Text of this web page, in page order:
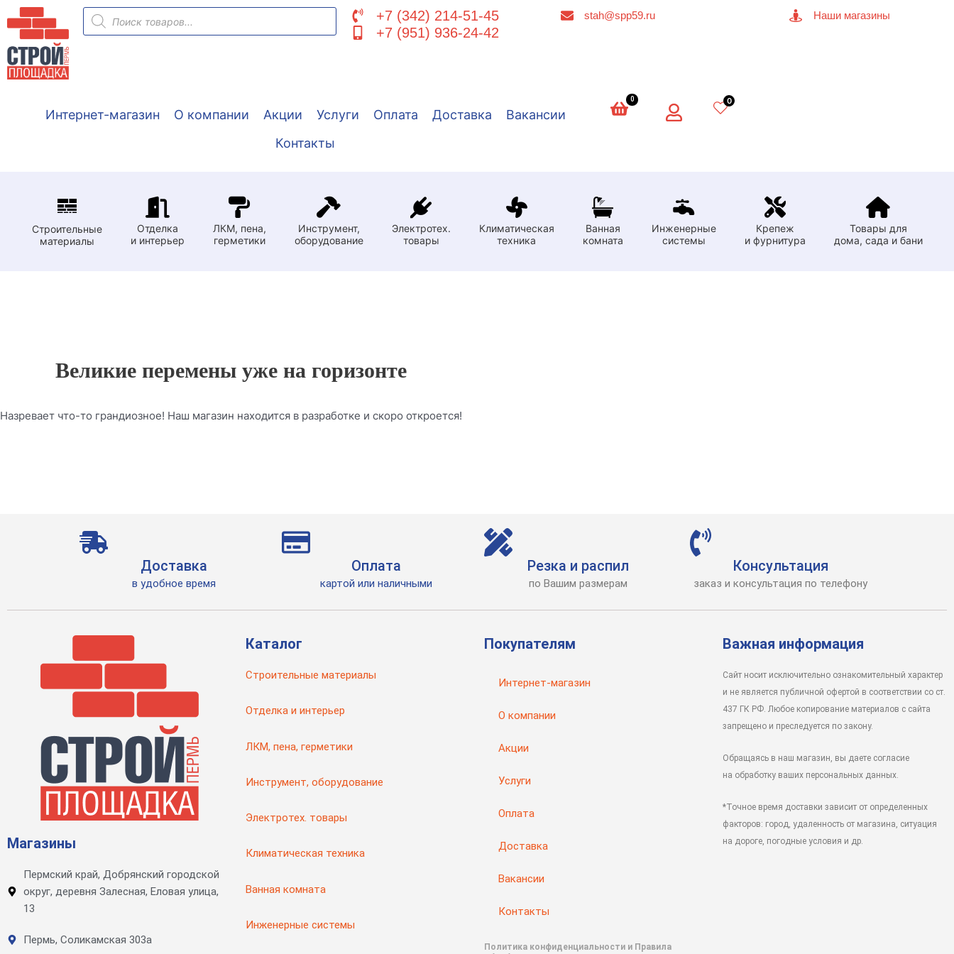
Перейти
содержимому
Поиск
товаров
+7 (342) 214-51-45
+7 (951) 936-24-42
stah@spp59.ru Наши магазины
Интернет-магазин О компании Акции Услуги Оплата Доставка
Вакансии
Контакты
0 0
Строительные
материалы
Отделка
и интерьер
ЛКМ, пена,
герметики
Инструмент,
оборудование
Электротех.
товары
Климатическая
техника
Ванная
комната
Инженерные
системы
Крепеж
и фурнитура
Товары для
дома, сада и бани
Великие перемены уже на горизонте
Назревает что-то грандиозное! Наш магазин находится в разработке и скоро откроется!
Доставка
в удобное время
Оплата
картой или наличными
Резка и распил
по Вашим размерам
Консультация
заказ и консультация по телефону
Магазины
Пермский край, Добрянский городской
округ, деревня Залесная, Еловая улица,
13
Пермь, Соликамская 303а
Каталог
Строительные материалы
Отделка и интерьер
ЛКМ, пена, герметики
Инструмент, оборудование
Электротех. товары
Климатическая техника
Ванная комната
Инженерные системы
Покупателям
Интернет-магазин
О компании
Акции
Услуги
Оплата
Доставка
Вакансии
Контакты
Политика конфиденциальности и Правила
Важная информация
Сайт носит исключительно ознакомительный характер
и не является публичной офертой в соответствии со ст.
437 ГК РФ. Любое копирование материалов с сайта
запрещено и преследуется по закону.
Обращаясь в наш магазин, вы даете согласие
на обработку ваших персональных данных.
*Точное время доставки зависит от определенных
факторов: город, удаленность от магазина, ситуация
на дороге, погодные условия и др.